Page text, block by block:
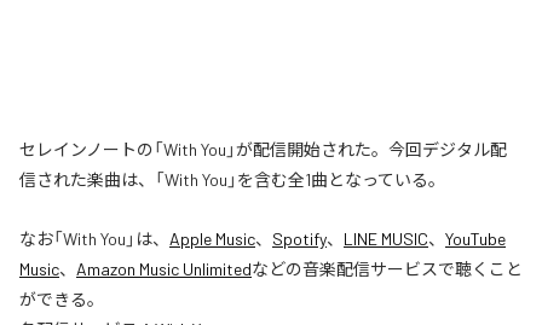
セレインノートの「With You」が配信開始された。今回デジタル配
信された楽曲は、「With You」を含む全1曲となっている。
なお「With You 」は、 Apple Music、 Spotify、 LINE MUSIC、 YouTube
Music、 Amazon Music Unlimitedなどの音楽配信サービスで聴くこと
ができる。